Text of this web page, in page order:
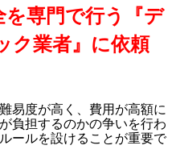
を専門で行う『デ
ク業者』に依頼
易度が高く、費用が高額に
負担するのかの争いを行わ
ールを設けることが重要で